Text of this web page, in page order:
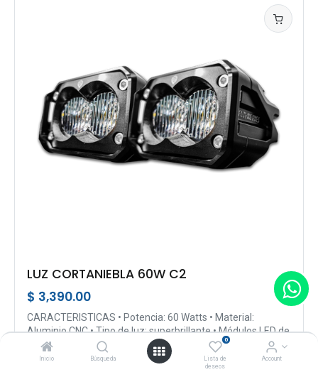
Inicio Búsqueda
0
Lista de
deseos
Account
LUZ CORTANIEBLA 60W C2
$ 3,390.00
CARACTERISTICAS • Potencia: 60 Watts • Material:
Aluminio CNC • Tipo de luz: superbrillante • Módulos LED de
alta intensidad...